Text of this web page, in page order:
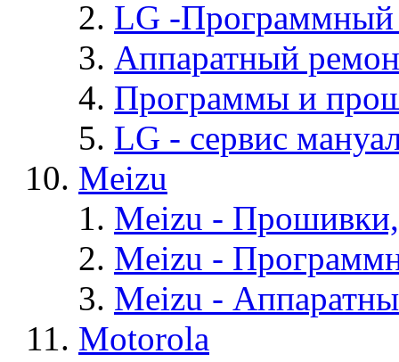
LG -Программный
Аппаратный
Программы и
LG - cервис
Meizu
Meizu -
Meizu -
Meizu -
Motorola